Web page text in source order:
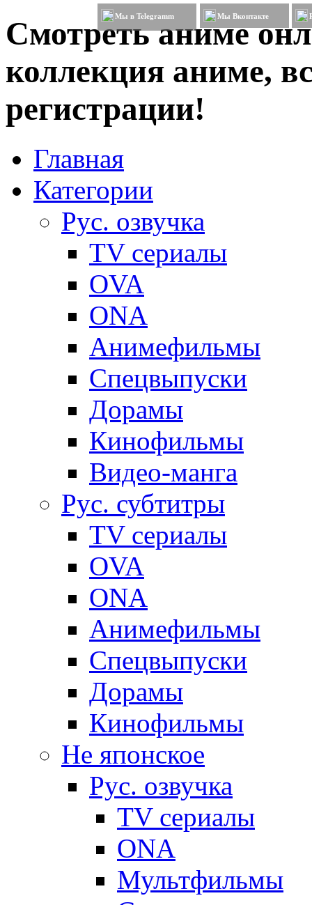
Смотреть аниме
коллекция аниме,
регистрации!
Мы в Telegramm Мы Вконтакте
Главная
Категории
Рус. озвучка
TV сериалы
OVA
ONA
Анимефильмы
Спецвыпуски
Дорамы
Кинофильмы
Видео-манга
Рус. субтитры
TV сериалы
OVA
ONA
Анимефильмы
Спецвыпуски
Дорамы
Кинофильмы
Не японское
Рус. озвучка
TV сериалы
ONA
Мультфильмы